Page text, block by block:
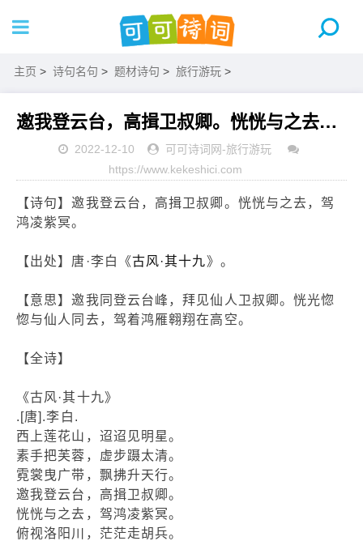
主页 > 诗句名句 > 题材诗句 > 旅行游玩 >
邀我登云台，高揖卫叔卿。恍恍与之去，驾鸿凌紫冥。
2022-12-10 可可诗词网-旅行游玩
https://www.kekeshici.com
【诗句】邀我登云台，高揖卫叔卿。恍恍与之去，驾
鸿凌紫冥。
【出处】唐·李白《古风·其十九》。
【意思】邀我同登云台峰，拜见仙人卫叔卿。恍光惚
惚与仙人同去，驾着鸿雁翱翔在高空。
【全诗】
《古风·其十九》
.[唐].李白.
西上莲花山，迢迢见明星。
素手把芙蓉，虚步蹑太清。
霓裳曳广带，飘拂升天行。
邀我登云台，高揖卫叔卿。
恍恍与之去，驾鸿凌紫冥。
俯视洛阳川，茫茫走胡兵。